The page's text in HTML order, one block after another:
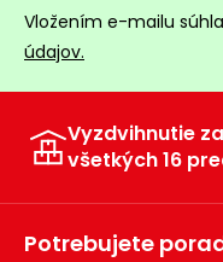
Vložením e-mailu
údajov.
Vyzdvihnutie
všetkých 16
Potrebujete